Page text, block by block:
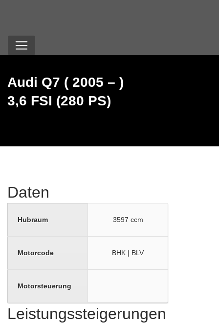
Audi Q7 ( 2005 – )
3,6 FSI (280 PS)
Daten
Hubraum 3597 ccm
Motorcode BHK | BLV
Motorsteuerung
Leistungssteigerungen